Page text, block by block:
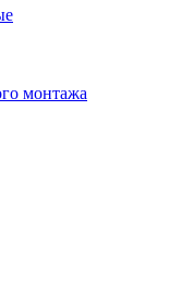
монтажа